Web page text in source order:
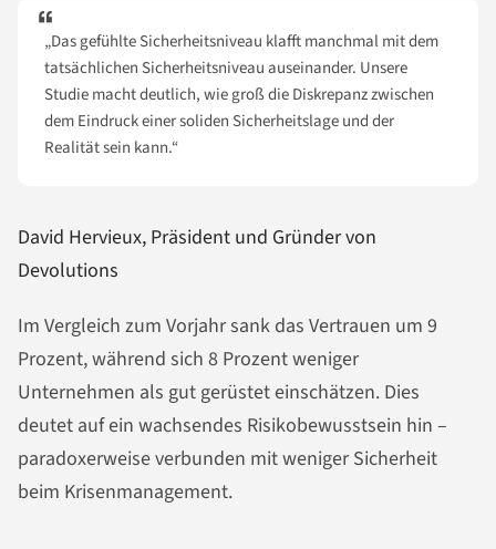
„Das gefühlte Sicherheitsniveau klafft manchmal mit dem
tatsächlichen Sicherheitsniveau auseinander. Unsere
Studie macht deutlich, wie groß die Diskrepanz zwischen
dem Eindruck einer soliden Sicherheitslage und der
Realität sein kann.“
David Hervieux, Präsident und Gründer von
Devolutions
Im Vergleich zum Vorjahr sank das Vertrauen um 9
Prozent, während sich 8 Prozent weniger
Unternehmen als gut gerüstet einschätzen. Dies
deutet auf ein wachsendes Risikobewusstsein hin –
paradoxerweise verbunden mit weniger Sicherheit
beim Krisenmanagement.